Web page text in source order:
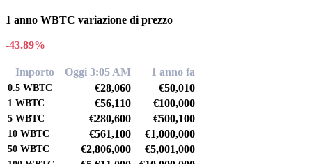
1 anno WBTC variazione di prezzo
-43.89%
Importo Oggi 3:05 AM 1 anno fa
0.5 WBTC €28,060 €50,010
1 WBTC €56,110 €100,000
5 WBTC €280,600 €500,100
10 WBTC €561,100 €1,000,000
50 WBTC €2,806,000 €5,001,000